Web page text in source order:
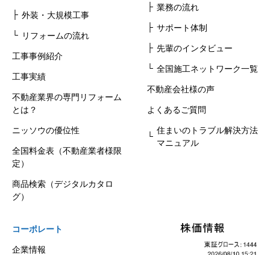
外装・大規模工事
リフォームの流れ
工事事例紹介
工事実績
不動産業界の専門リフォーム
とは？
ニッソウの優位性
全国料金表（不動産業者様限
定）
商品検索（デジタルカタロ
グ）
業務の流れ
サポート体制
先輩のインタビュー
全国施工ネットワーク一覧
不動産会社様の声
よくあるご質問
住まいのトラブル解決方法
マニュアル
コーポレート
企業情報